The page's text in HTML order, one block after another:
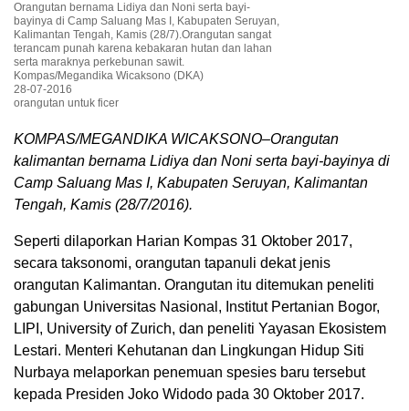
Orangutan bernama Lidiya dan Noni serta bayi-
bayinya di Camp Saluang Mas I, Kabupaten Seruyan,
Kalimantan Tengah, Kamis (28/7).Orangutan sangat
terancam punah karena kebakaran hutan dan lahan
serta maraknya perkebunan sawit.
Kompas/Megandika Wicaksono (DKA)
28-07-2016
orangutan untuk ficer
KOMPAS/MEGANDIKA WICAKSONO–Orangutan
kalimantan bernama Lidiya dan Noni serta bayi-bayinya di
Camp Saluang Mas I, Kabupaten Seruyan, Kalimantan
Tengah, Kamis (28/7/2016).
Seperti dilaporkan Harian Kompas 31 Oktober 2017,
secara taksonomi, orangutan tapanuli dekat jenis
orangutan Kalimantan. Orangutan itu ditemukan peneliti
gabungan Universitas Nasional, Institut Pertanian Bogor,
LIPI, University of Zurich, dan peneliti Yayasan Ekosistem
Lestari. Menteri Kehutanan dan Lingkungan Hidup Siti
Nurbaya melaporkan penemuan spesies baru tersebut
kepada Presiden Joko Widodo pada 30 Oktober 2017.